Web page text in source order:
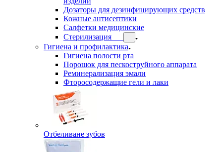
Дозаторы для дезинфицирующих средств
Кожные антисептики
Салфетки медицинские
Стерилизация
Гигиена и профилактика
Гигиена полости рта
Порошок для пескоструйного аппарата
Реминерализация эмали
Фторосодержащие гели и лаки
Отбеливане зубов